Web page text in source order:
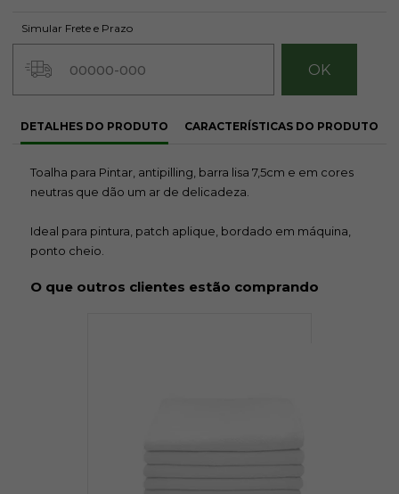
Simular Frete e Prazo
DETALHES DO PRODUTO CARACTERÍSTICAS DO PRODUTO
Toalha para Pintar, antipilling, barra lisa 7,5cm e em cores
neutras que dão um ar de delicadeza.
Ideal para pintura, patch aplique, bordado em máquina,
ponto cheio.
O que outros clientes estão comprando